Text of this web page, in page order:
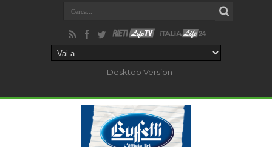
Desktop Version